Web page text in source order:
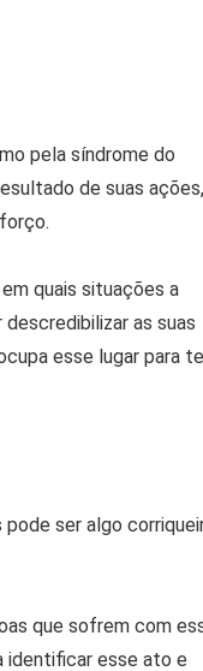
pela síndrome do
de suas ações,
quais situações a
as suas
esse lugar para
pode ser algo
que sofrem com
identificar esse ato e